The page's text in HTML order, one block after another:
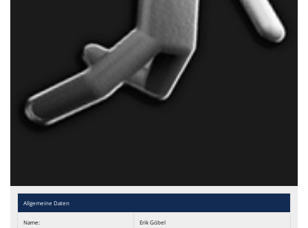
Allgemeine Daten
Name: Erik Göbel